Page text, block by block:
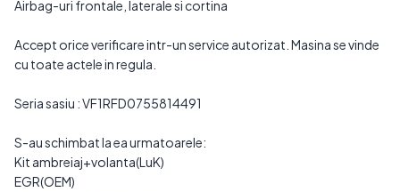
Airbag-uri frontale, laterale si cortina
Accept orice verificare intr-un service autorizat. Masina se vinde
cu toate actele in regula.
Seria sasiu : VF1RFD0755814491
S-au schimbat la ea urmatoarele:
Kit ambreiaj+volanta(LuK)
EGR(OEM)